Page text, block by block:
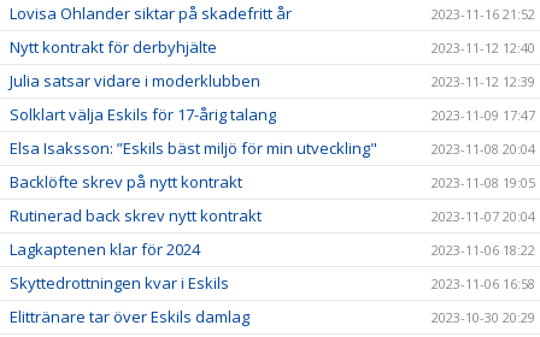
Lovisa Ohlander siktar på skadefritt år 2023-11-16 21:52
Nytt kontrakt för derbyhjälte 2023-11-12 12:40
Julia satsar vidare i moderklubben 2023-11-12 12:39
Solklart välja Eskils för 17-årig talang 2023-11-09 17:47
Elsa Isaksson: ”Eskils bäst miljö för min utveckling" 2023-11-08 20:04
Backlöfte skrev på nytt kontrakt 2023-11-08 19:05
Rutinerad back skrev nytt kontrakt 2023-11-07 20:04
Lagkaptenen klar för 2024 2023-11-06 18:22
Skyttedrottningen kvar i Eskils 2023-11-06 16:58
Elittränare tar över Eskils damlag 2023-10-30 20:29